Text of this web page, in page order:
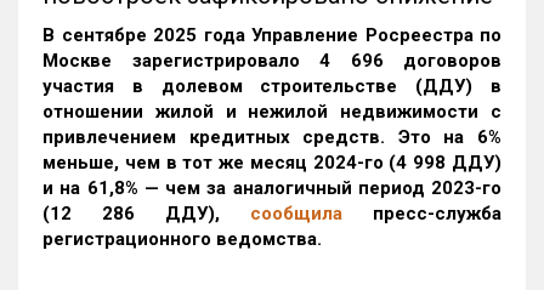
В сентябре 2025 года Управление Росреестра по
Москве зарегистрировало 4 696 договоров
участия в долевом строительстве (ДДУ) в
отношении жилой и нежилой недвижимости с
привлечением кредитных средств. Это на 6%
меньше, чем в тот же месяц 2024-го (4 998 ДДУ)
и на 61,8% — чем за аналогичный период 2023-го
(12 286 ДДУ), сообщила пресс-служба
регистрационного ведомства.